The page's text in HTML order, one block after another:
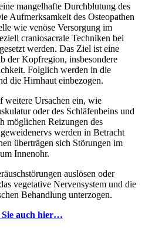
mangelhafte Durchblutung des
Aufmerksamkeit des Osteopathen
wie venöse Versorgung im
craniosacrale Techniken bei
werden. Das Ziel ist eine
der Kopfregion, insbesondere
Folglich werden in die
die Hirnhaut einbezogen.
weitere Ursachen ein, wie
oder des Schläfenbeins und
möglichen Reizungen des
werden in Betracht
überträgen sich Störungen im
Innenohr.
auslösen oder
vegetative Nervensystem und die
Behandlung unterzogen.
Sie auch hier…